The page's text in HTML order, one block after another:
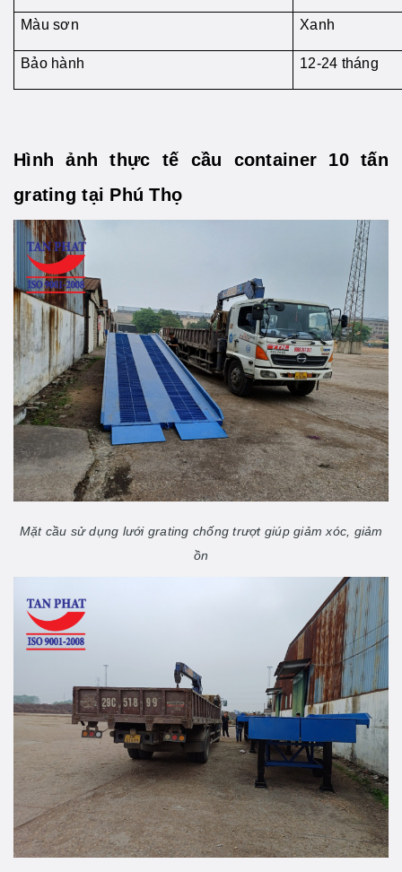
Màu sơn Xanh
Bảo hành 12-24 tháng
Hình ảnh thực tế cầu container 10 tấn
grating tại Phú Thọ
Mặt cầu sử dụng lưới grating chống trượt giúp giảm xóc, giảm
ồn